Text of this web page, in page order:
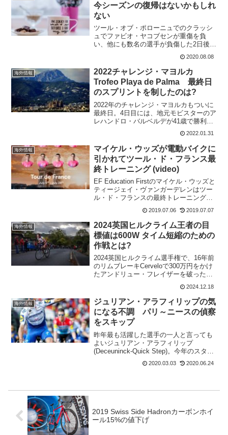
今シーズンの復帰はないかもしれ
ない
ツール・オブ・ポローニュでのクラッシ
ュでファビオ・ヤコブセンが重傷を負
い、他にも数名の選手が負傷した2日後、
ディラン・フルーネウェーヘンが初めて
事件について詳しく語っている。チーム
は、一方で、UCIがさらなる制裁を課す
かどうかの判断を下すま...
2020.08.08
海外情報
2022チャレンジ・マヨルカ
Trofeo Playa de Palma 最終日
のスプリントを制したのは?
2022年のチャレンジ・マヨルカもついに
最終日。4日目には、地元モビスターのア
レハンドロ・バルベルデが41歳で勝利す
るという絶好の見せ場を作ってくれた。
これで引退とは勿体ないですねえ～。今
日はスプリントで決着がつくコース。
2020年にはトレ...
2022.01.31
海外情報
マイケル・ウッズが電動バイクに
引かれてツール・ド・フランス最
終トレーニング (video)
EF Education Firstのマイケル・ウッズと
ティージェイ・ヴァンガーデレンはツー
ル・ド・フランスの最終トレーニングを
い!なんと、元プロのティム・ジョンソン
が電動バイクで前を引いてアシストして
い...
2019.07.06 2019.07.07
海外情報
2024英国ヒルクライム王者の目
標値は600W タイム短縮のための
作戦とは?
2024英国ヒルクライム選手権で、16年前
のリムブレーキCerveloで300万円をかけ
たアンドリュー・フレイザーを破ったハ
リー・マクファーレン。2008年製
Cervélo R3 フレームセットで勝ってしま
ったのだから凄い。表彰までにビー...
2024.12.18
海外情報
ジュリアン・アラフィリップの気
になる不調 パリ～ニースの偵察
をスキップ
昨年最も活躍した選手の一人と言っても
よいジュリアン・アラフィリップ
(Deceuninck-Quick Step)。今年のスター
トはどうも調子が上がっていない。まず
は、開幕となったブエルタ・ア・サンフ
2020.03.03 2020.06.24
2019 Swiss Side Hadronカーボンホイ
ール15%の値下げ